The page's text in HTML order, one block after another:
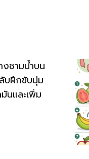
ชามน้ำบน
บฝึกขับนุ่ม
นและเพิ่ม